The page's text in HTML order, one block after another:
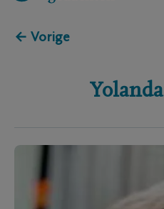
← Vorige
Yolanda